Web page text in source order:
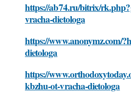
https://ab74.ru/bitrix/
vracha-dietologa
https://www.anonymz.com/
dietologa
https://
kbzhu-ot-vracha-dietologa